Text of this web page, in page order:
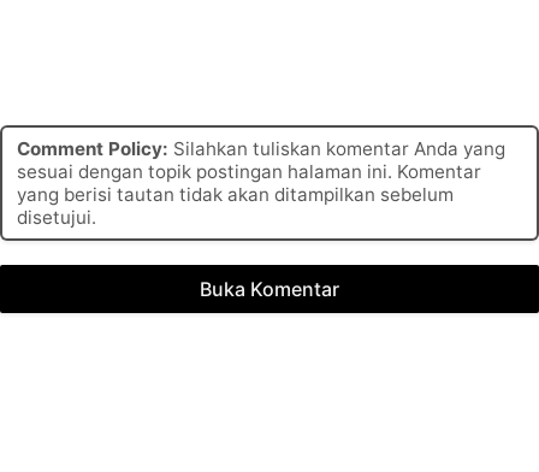
Comment Policy: Silahkan tuliskan komentar Anda yang
sesuai dengan topik postingan halaman ini. Komentar
yang berisi tautan tidak akan ditampilkan sebelum
disetujui.
Buka Komentar